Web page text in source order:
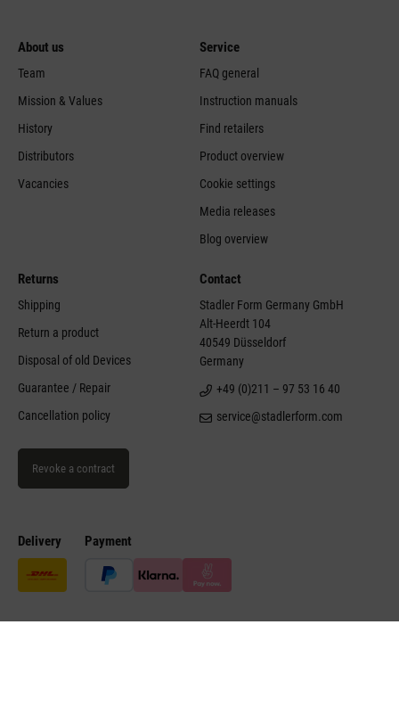
Delivery Payment
About us
Team
Mission & Values
History
Distributors
Vacancies
Service
FAQ general
Instruction manuals
Find retailers
Product overview
Cookie settings
Media releases
Blog overview
Returns
Shipping
Return a product
Disposal of old Devices
Guarantee / Repair
Cancellation policy
Revoke a contract
Contact
Stadler Form Germany GmbH
Alt-Heerdt 104
40549 Düsseldorf
Germany
+49 (0)211 – 97 53 16 40
service@stadlerform.com